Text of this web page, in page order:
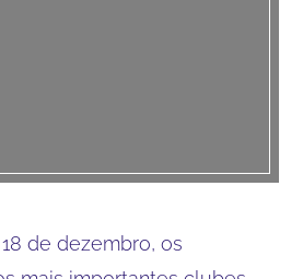
de dezembro, os